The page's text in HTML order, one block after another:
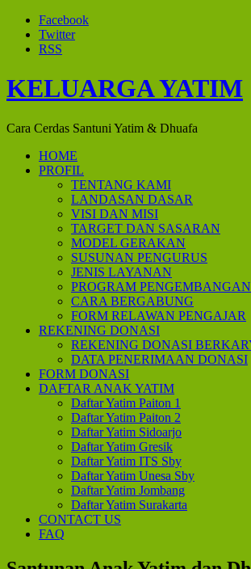
Facebook
Twitter
RSS
KELUARGA YATIM
Cara Cerdas Santuni Yatim & Dhuafa
HOME
PROFIL
TENTANG KAMI
LANDASAN DASAR
VISI DAN MISI
TARGET DAN SASARAN
MODEL GERAKAN
SUSUNAN PENGURUS
JENIS LAYANAN
PROGRAM PENGEMBANGAN
CARA BERGABUNG
FORM RELAWAN PENGAJAR
REKENING DONASI
REKENING DONASI
DATA PENERIMAAN DONASI
FORM DONASI
DAFTAR ANAK YATIM
Daftar Yatim Paiton 1
Daftar Yatim Paiton 2
Daftar Yatim Sidoarjo
Daftar Yatim Gresik
Daftar Yatim ITS Sby
Daftar Yatim Unesa Sby
Daftar Yatim Jombang
Daftar Yatim Surakarta
CONTACT US
FAQ